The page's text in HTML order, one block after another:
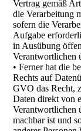
Vertrag gemäß
die Verarbeitung
sofern die
Aufgabe
in Ausübung
Verantwortlichen
• Ferner hat die
Rechts auf
GVO das Recht,
Daten direkt von
Verantwortlichen
machbar ist und